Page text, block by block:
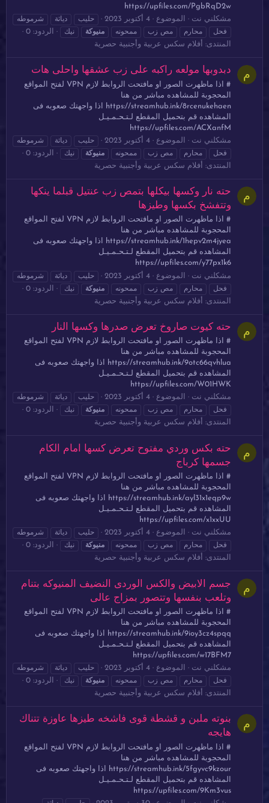
https://upfiles.com/PgbRqD2w
مشكلني نت
الموضوع 4 أكتوبر 2023 حليب دياثة
شرموطه
فحل
محارم مص زب ممحونه منيوكة نيك
الردود: 0
المنتدى:
أفلام سكس عربية وأجنبية حصرية
م دبدوبها مولعه راكبه على زب عشقها واحلى هات
# اذا ماظهرت الصور او مافتحت الروابط لازم VPN لفتح المواقع
المحجوبة للمشاهده مباشر من هنا
https://streamhub.ink/8rcenukehaen اذا واجهتك صعوبه فى
المشاهده قم بتحميل المقطع لـتـحـمـيـل
https://upfiles.com/ACXanfM
مشكلني نت
الموضوع 4 أكتوبر 2023 حليب دياثة
شرموطه
فحل
محارم مص زب ممحونه منيوكة نيك
الردود: 0
المنتدى:
أفلام سكس عربية وأجنبية حصرية
م
حته نار وكسها بيكلها بتمص زب عنتيل قبلما ينكها
وتتفشخ بكسها وطيزها
# اذا ماظهرت الصور او مافتحت الروابط لازم VPN لفتح المواقع
المحجوبة للمشاهده مباشر من هنا
https://streamhub.ink/1hepv2m4jyea اذا واجهتك صعوبه فى
المشاهده قم بتحميل المقطع لـتـحـمـيـل
https://upfiles.com/y77px1k6
مشكلني نت
الموضوع 4 أكتوبر 2023 حليب دياثة
شرموطه
فحل
محارم مص زب ممحونه منيوكة نيك
الردود: 0
المنتدى:
أفلام سكس عربية وأجنبية حصرية
م حته كيوت صاروخ تعرض صدرها وكسها النار
# اذا ماظهرت الصور او مافتحت الروابط لازم VPN لفتح المواقع
المحجوبة للمشاهده مباشر من هنا
https://streamhub.ink/9otc66qvhlua اذا واجهتك صعوبه فى
المشاهده قم بتحميل المقطع لـتـحـمـيـل
https://upfiles.com/W01HWK
مشكلني نت
الموضوع 4 أكتوبر 2023 حليب دياثة
شرموطه
فحل
محارم مص زب ممحونه منيوكة نيك
الردود: 0
المنتدى:
أفلام سكس عربية وأجنبية حصرية
م
حته بكس وردي مفتوح تعرض كسها امام الكام
جسمها كرباج
# اذا ماظهرت الصور او مافتحت الروابط لازم VPN لفتح المواقع
المحجوبة للمشاهده مباشر من هنا
https://streamhub.ink/ayl31x1eqp9w اذا واجهتك صعوبه فى
المشاهده قم بتحميل المقطع لـتـحـمـيـل
https://upfiles.com/x1xxUU
مشكلني نت
الموضوع 4 أكتوبر 2023 حليب دياثة
شرموطه
فحل
محارم مص زب ممحونه منيوكة نيك
الردود: 0
المنتدى:
أفلام سكس عربية وأجنبية حصرية
م
جسم الابيض والكس الوردى النضيف المنيوكه بتنام
وتلعب بنفسها وتتصور بمزاج عالى
# اذا ماظهرت الصور او مافتحت الروابط لازم VPN لفتح المواقع
المحجوبة للمشاهده مباشر من هنا
https://streamhub.ink/9ioy3cz4spqq اذا واجهتك صعوبه فى
المشاهده قم بتحميل المقطع لـتـحـمـيـل
https://upfiles.com/w17BFM7
مشكلني نت
الموضوع 4 أكتوبر 2023 حليب دياثة
شرموطه
فحل
محارم مص زب ممحونه منيوكة نيك
الردود: 0
المنتدى:
أفلام سكس عربية وأجنبية حصرية
م
بنوته ملبن و قشطة قوى فاشخه طيزها عاوزة تتناك
هايجه
# اذا ماظهرت الصور او مافتحت الروابط لازم VPN لفتح المواقع
المحجوبة للمشاهده مباشر من هنا
https://streamhub.ink/5fgyvc9kzour اذا واجهتك صعوبه فى
المشاهده قم بتحميل المقطع لـتـحـمـيـل
https://upfiles.com/9Km3vus